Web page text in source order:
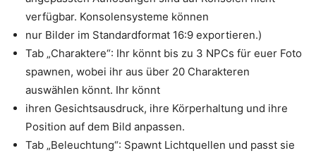
verfügbar. Konsolensysteme können
nur Bilder im Standardformat 16:9 exportieren.)
Tab „Charaktere“: Ihr könnt bis zu 3 NPCs für euer Foto
spawnen, wobei ihr aus über 20 Charakteren
auswählen könnt. Ihr könnt
ihren Gesichtsausdruck, ihre Körperhaltung und ihre
Position auf dem Bild anpassen.
Tab „Beleuchtung“: Spawnt Lichtquellen und passt sie